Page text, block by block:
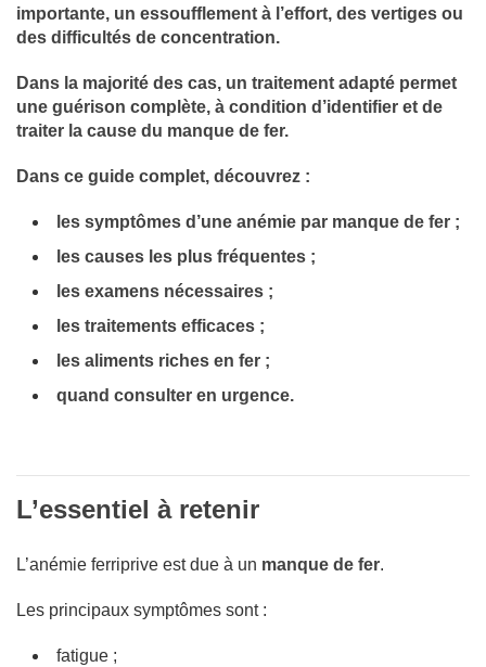
importante, un essoufflement à l’effort, des vertiges ou
des difficultés de concentration.
Dans la majorité des cas, un traitement adapté permet
une guérison complète, à condition d’identifier et de
traiter la cause du manque de fer.
Dans ce guide complet, découvrez :
les symptômes d’une anémie par manque de fer ;
les causes les plus fréquentes ;
les examens nécessaires ;
les traitements efficaces ;
les aliments riches en fer ;
quand consulter en urgence.
L’essentiel à retenir
L’anémie ferriprive est due à un manque de fer.
Les principaux symptômes sont :
fatigue ;